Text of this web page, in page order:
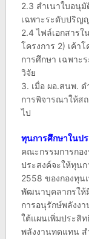
2.3 สำเนาใบอนุ
เฉพาะระดับปริญ
2.4 ไฟล์เอกสารใ
โครงการ 2) เค้า
การศึกษา เฉพาะ
วิจัย
3. เมื่อ ผอ.สนพ.
การพิจารณาให้ส
ไป
ทุนการศึกษาในปร
คณะกรรมการกอ
ประสงค์จะให้ทุน
2558 ของกองทุน
พัฒนาบุคลากรให้
การอนุรักษ์พลังง
ใต้แผนเพิ่มประสิ
พลังงานทดแทน ส